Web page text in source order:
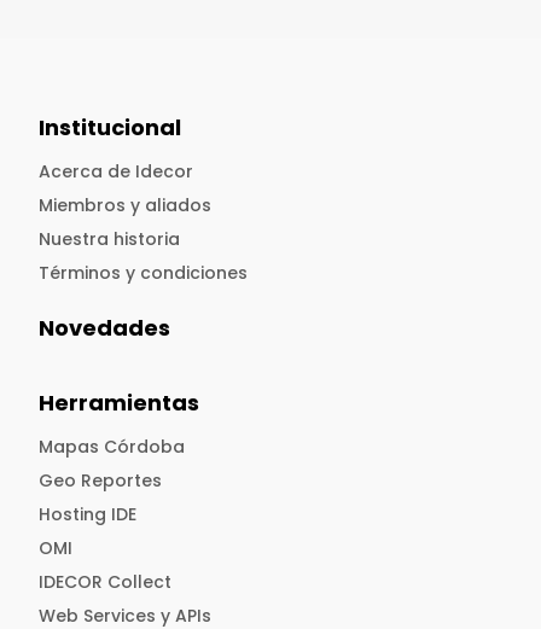
Institucional
Acerca de Idecor
Miembros y aliados
Nuestra historia
Términos y condiciones
Novedades
Herramientas
Mapas Córdoba
Geo Reportes
Hosting IDE
OMI
IDECOR Collect
Web Services y APIs